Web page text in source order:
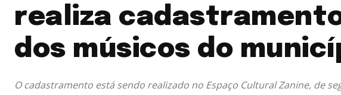
realiza
dos músicos do
O cadastramento está sendo realizado no Espaço Cultural Zanine, de